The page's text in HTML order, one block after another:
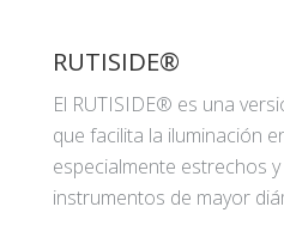
RUTISIDE®
El RUTISIDE® es una
que facilita la iluminación
especialmente estrechos
instrumentos de mayor